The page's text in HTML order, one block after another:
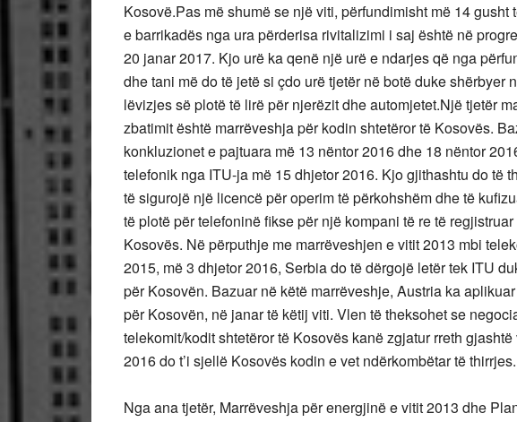
Kosovë.Pas më shumë se një viti, përfundimisht më 14
e barrikadës nga ura përderisa rivitalizimi i saj është në
20 janar 2017. Kjo urë ka qenë një urë e ndarjes që nga
dhe tani më do të jetë si çdo urë tjetër në botë duke shërbyer
lëvizjes së plotë të lirë për njerëzit dhe automjetet.Një tjetër
zbatimit është marrëveshja për kodin shtetëror të Kosovës.
konkluzionet e pajtuara më 13 nëntor 2016 dhe 18 nëntor
telefonik nga ITU-ja më 15 dhjetor 2016. Kjo gjithashtu do të
të sigurojë një licencë për operim të përkohshëm dhe të
të plotë për telefoninë fikse për një kompani të re të
Kosovës. Në përputhje me marrëveshjen e vitit 2013 mbi
2015, më 3 dhjetor 2016, Serbia do të dërgojë letër tek ITU
për Kosovën. Bazuar në këtë marrëveshje, Austria ka
për Kosovën, në janar të këtij viti. Vlen të theksohet se
telekomit/kodit shtetëror të Kosovës kanë zgjatur rreth
2016 do t’i sjellë Kosovës kodin e vet ndërkombëtar të thirrjes.
Nga ana tjetër, Marrëveshja për energjinë e vitit 2013 dhe